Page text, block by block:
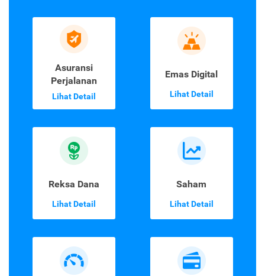
Asuransi
Perjalanan
Lihat Detail
Emas Digital
Lihat Detail
Reksa Dana
Lihat Detail
Saham
Lihat Detail